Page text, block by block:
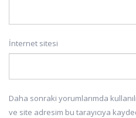
İnternet sitesi
Daha sonraki yorumlarımda
ve site adresim bu tarayıcıya